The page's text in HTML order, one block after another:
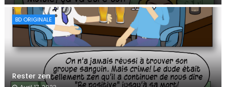
BD ORIGINALE
Rester zen